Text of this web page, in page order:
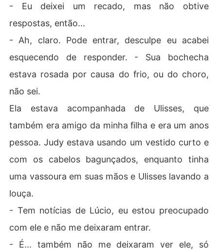
- Eu deixei um recado, mas não obtive
respostas, então...
- Ah, claro. Pode entrar, desculpe eu acabei
esquecendo de responder. - Sua bochecha
estava rosada por causa do frio, ou do choro,
não sei.
Ela estava acompanhada de Ulisses, que
também era amigo da minha filha e era um anos
pessoa. Judy estava usando um vestido curto e
com os cabelos bagunçados, enquanto tinha
uma vassoura em suas mãos e Ulisses lavando a
louça.
- Tem notícias de Lúcio, eu estou preocupado
com ele e não me deixaram entrar.
- É... também não me deixaram ver ele, só